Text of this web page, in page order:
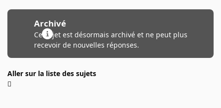
Archivé
Ce sujet est désormais archivé et ne peut plus
recevoir de nouvelles réponses.
Aller sur la liste des sujets